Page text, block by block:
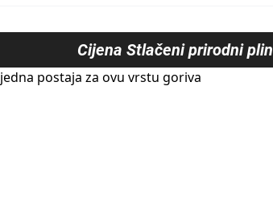
Cijena Stlačeni prirodni plin
postaja za ovu vrstu goriva